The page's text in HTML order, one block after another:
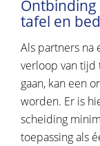
Ontbinding
tafel en bed
Als partners na
verloop van
gaan, kan een
worden. Er is
scheiding
toepassing als